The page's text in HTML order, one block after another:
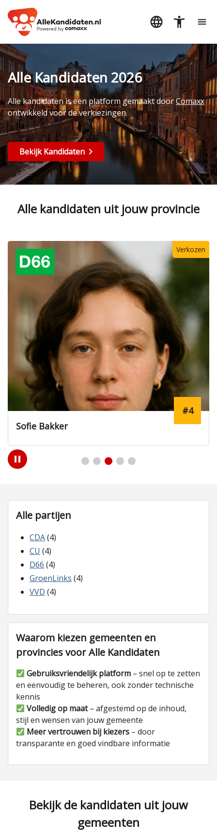
Alle Kandidaten 2026
Alle kandidaten is een platform gemaakt doorComaxx
ontwikkeld voor de verkiezingen.
Bekijk Kandidaten
Alle kandidaten uit jouw provincie
Verkozen
Sofie Bakker
#4
Play
/
Alle partijen
CDA(4)
CU (4)
D66 (4)
GroenLinks (4)
VVD (4)
Waarom kiezen gemeenten en
provincies voor Alle Kandidaten
Gebruiksvriendelijk platform – snel op te zetten
en eenvoudig te beheren, ook zonder technische
kennis
Volledig op maat– afgestemd op de inhoud,
stijl en wensen van jouw gemeente
Meer vertrouwen bij kiezers – door
transparante en goed vindbare informatie
Bekijk de kandidaten uit jouw
gemeenten